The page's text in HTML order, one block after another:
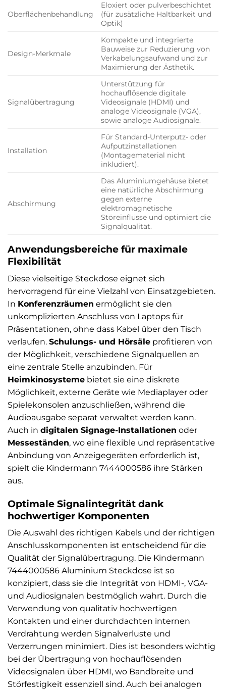
Oberflächenbehandlung
Eloxiert oder pulverbeschichtet
(für zusätzliche Haltbarkeit und
Optik)
Design-Merkmale
Kompakte und integrierte
Bauweise zur Reduzierung von
Verkabelungsaufwand und zur
Maximierung der Ästhetik.
Signalübertragung
Unterstützung für
hochauflösende digitale
Videosignale (HDMI) und
analoge Videosignale (VGA),
sowie analoge Audiosignale.
Installation
Für Standard-Unterputz- oder
Aufputzinstallationen
(Montagematerial nicht
inkludiert).
Abschirmung
Das Aluminiumgehäuse bietet
eine natürliche Abschirmung
gegen externe
elektromagnetische
Störeinflüsse und optimiert die
Signalqualität.
Anwendungsbereiche für maximale
Flexibilität
Diese vielseitige Steckdose eignet sich
hervorragend für eine Vielzahl von Einsatzgebieten.
In Konferenzräumen ermöglicht sie den
unkomplizierten Anschluss von Laptops für
Präsentationen, ohne dass Kabel über den Tisch
verlaufen. Schulungs- und Hörsäle profitieren von
der Möglichkeit, verschiedene Signalquellen an
eine zentrale Stelle anzubinden. Für
Heimkinosysteme bietet sie eine diskrete
Möglichkeit, externe Geräte wie Mediaplayer oder
Spielekonsolen anzuschließen, während die
Audioausgabe separat verwaltet werden kann.
Auch in digitalen Signage-Installationen oder
Messeständen, wo eine flexible und repräsentative
Anbindung von Anzeigegeräten erforderlich ist,
spielt die Kindermann 7444000586 ihre Stärken
aus.
Optimale Signalintegrität dank
hochwertiger Komponenten
Die Auswahl des richtigen Kabels und der richtigen
Anschlusskomponenten ist entscheidend für die
Qualität der Signalübertragung. Die Kindermann
7444000586 Aluminium Steckdose ist so
konzipiert, dass sie die Integrität von HDMI-, VGA-
und Audiosignalen bestmöglich wahrt. Durch die
Verwendung von qualitativ hochwertigen
Kontakten und einer durchdachten internen
Verdrahtung werden Signalverluste und
Verzerrungen minimiert. Dies ist besonders wichtig
bei der Übertragung von hochauflösenden
Videosignalen über HDMI, wo Bandbreite und
Störfestigkeit essenziell sind. Auch bei analogen